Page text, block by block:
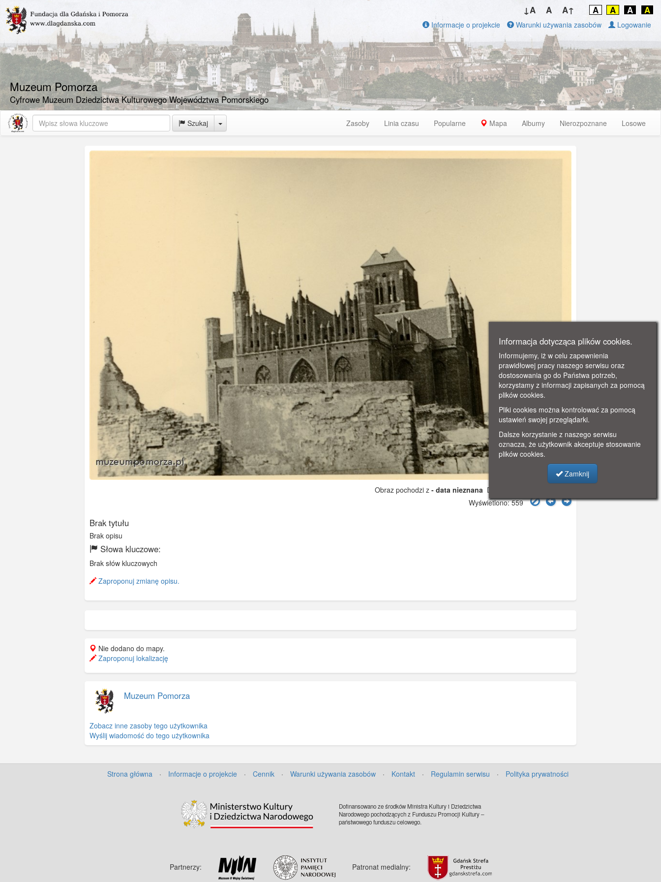
Muzeum Pomorza
Cyfrowe Muzeum Dziedzictwa Kulturowego Województwa Pomorskiego
↓A A A↑ A A A A
Informacje o projekcie Warunki używania zasobów Logowanie
Szukaj Toggle Dropdown Zasoby Linia czasu Popularne Mapa Albumy Nierozpoznane Losowe
Obraz pochodzi z - data nieznana Dodano: 2026-05-16 17:59
Wyświetlono: 559
Brak tytułu
Brak opisu
Słowa kluczowe:
Brak słów kluczowych
Zaproponuj zmianę opisu.
Nie dodano do mapy.
Zaproponuj lokalizację
Muzeum Pomorza
Zobacz inne zasoby tego użytkownika
Wyślij wiadomość do tego użytkownika
Strona główna · Informacje o projekcie · Cennik · Warunki używania zasobów · Kontakt · Regulamin serwisu · Polityka prywatności
Dofinansowano ze środków Ministra Kultury i Dziedzictwa
Narodowego pochodzących z Funduszu Promocji Kultury –
państwowego funduszu celowego.
Partnerzy: Patronat medialny:
Informacja dotycząca plików cookies.
Informujemy, iż w celu zapewnienia
prawidłowej pracy naszego serwisu oraz
dostosowania go do Państwa potrzeb,
korzystamy z informacji zapisanych za pomocą
plików cookies.
Pliki cookies można kontrolować za pomocą
ustawień swojej przeglądarki.
Dalsze korzystanie z naszego serwisu
oznacza, że użytkownik akceptuje stosowanie
plików cookies.
Zamknij